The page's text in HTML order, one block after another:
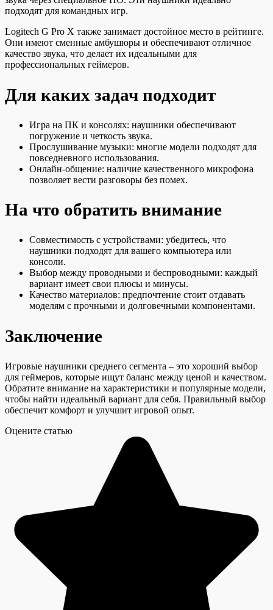
подходят для командных игр.
Logitech G Pro X также занимает достойное место в рейтинге.
Они имеют сменные амбушюры и обеспечивают отличное
качество звука, что делает их идеальными для
профессиональных геймеров.
Для каких задач подходит
Игра на ПК и консолях: наушники обеспечивают
погружение и четкость звука.
Прослушивание музыки: многие модели подходят для
повседневного использования.
Онлайн-общение: наличие качественного микрофона
позволяет вести разговоры без помех.
На что обратить внимание
Совместимость с устройствами: убедитесь, что
наушники подходят для вашего компьютера или
консоли.
Выбор между проводными и беспроводными: каждый
вариант имеет свои плюсы и минусы.
Качество материалов: предпочтение стоит отдавать
моделям с прочными и долговечными компонентами.
Заключение
Игровые наушники среднего сегмента – это хороший выбор
для геймеров, которые ищут баланс между ценой и качеством.
Обратите внимание на характеристики и популярные модели,
чтобы найти идеальный вариант для себя. Правильный выбор
обеспечит комфорт и улучшит игровой опыт.
Оцените статью